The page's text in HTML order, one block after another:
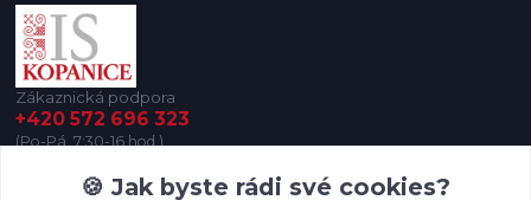
Zákaznická podpora
+420 572 696 323
(Po-Pá, 7:30-16 hod.)
iskopanice@iskopanice.cz
🍪 Jak byste rádi své cookies?